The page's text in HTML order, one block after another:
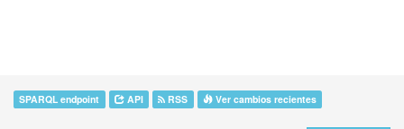
SPARQL endpoint API RSS Ver cambios recientes